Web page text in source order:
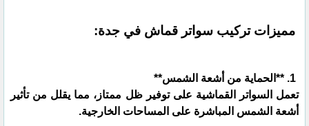
مميزات تركيب سواتر قماش في جدة:
تعمل السواتر القماشية على توفير ظل ممتاز، مما يقلل من تأثير
أشعة الشمس المباشرة على المساحات الخارجية.